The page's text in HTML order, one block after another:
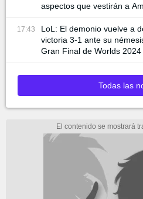
aspectos que vestirán a
17:43
LoL: El demonio vuelve a
victoria 3-1 ante su
Gran Final de Worlds 2024
Todas las